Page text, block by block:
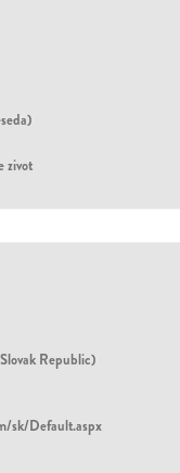
zivot
Republic)
sk/Default.aspx